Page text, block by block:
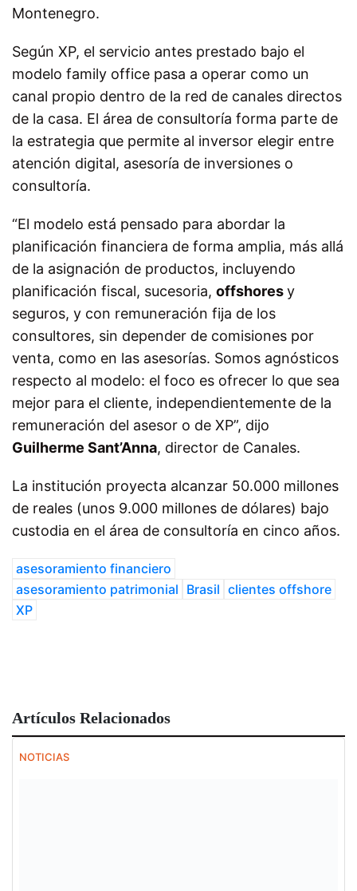
Montenegro.
Según XP, el servicio antes prestado bajo el
modelo family office pasa a operar como un
canal propio dentro de la red de canales directos
de la casa. El área de consultoría forma parte de
la estrategia que permite al inversor elegir entre
atención digital, asesoría de inversiones o
consultoría.
“El modelo está pensado para abordar la
planificación financiera de forma amplia, más allá
de la asignación de productos, incluyendo
planificación fiscal, sucesoria, offshoresy
seguros, y con remuneración fija de los
consultores, sin depender de comisiones por
venta, como en las asesorías. Somos agnósticos
respecto al modelo: el foco es ofrecer lo que sea
mejor para el cliente, independientemente de la
remuneración del asesor o de XP”, dijo
Guilherme Sant’Anna, director de Canales.
La institución proyecta alcanzar 50.000 millones
de reales (unos 9.000 millones de dólares) bajo
custodia en el área de consultoría en cinco años.
asesoramiento financiero
asesoramiento patrimonial Brasil clientes offshore
XP
Artículos Relacionados
NOTICIAS